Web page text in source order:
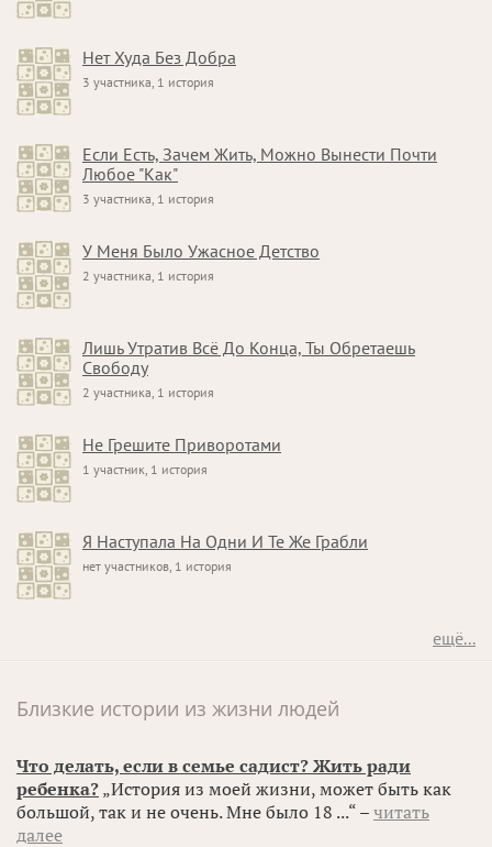
Нет Худа Без Добра
3 участника, 1 история
Если Есть, Зачем Жить, Можно Вынести Почти
Любое "Как"
3 участника, 1 история
У Меня Было Ужасное Детство
2 участника, 1 история
Лишь Утратив Всё До Конца, Ты Обретаешь
Свободу
2 участника, 1 история
Не Грешите Приворотами
1 участник, 1 история
Я Наступала На Одни И Те Же Грабли
нет участников, 1 история
ещё...
Близкие истории из жизни людей
Что делать, если в семье садист? Жить ради
ребенка? „История из моей жизни, может быть как
большой, так и не очень. Мне было 18 ...“ – читать
далее